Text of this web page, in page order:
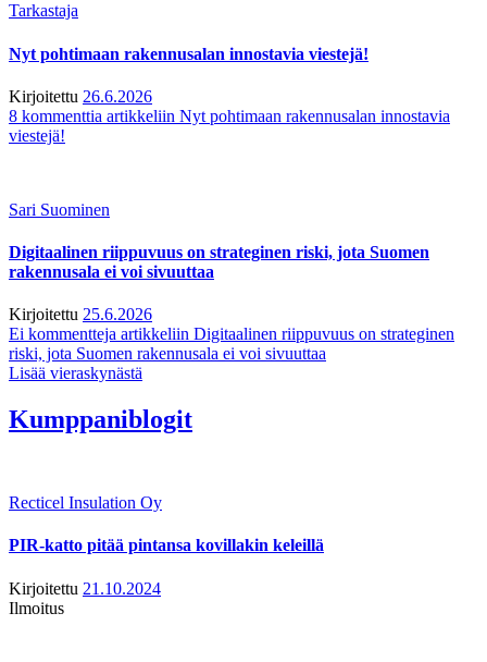
Tarkastaja
Nyt pohtimaan rakennusalan innostavia viestejä!
Kirjoitettu 26.6.2026
8 kommenttia artikkeliin Nyt pohtimaan rakennusalan innostavia
viestejä!
Sari Suominen
Digitaalinen riippuvuus on strateginen riski, jota Suomen
rakennusala ei voi sivuuttaa
Kirjoitettu 25.6.2026
Ei kommentteja artikkeliin Digitaalinen riippuvuus on strateginen
riski, jota Suomen rakennusala ei voi sivuuttaa
Lisää vieraskynästä
Kumppaniblogit
Recticel Insulation Oy
PIR-katto pitää pintansa kovillakin keleillä
Kirjoitettu 21.10.2024
Ilmoitus